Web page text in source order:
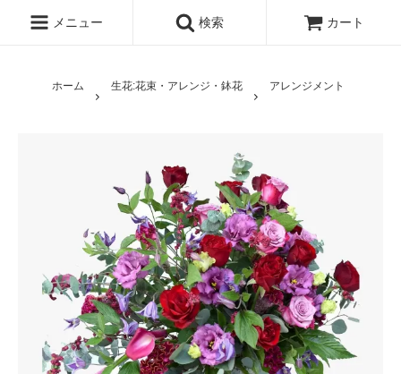
メニュー 検索 カート
ホーム 生花:花束・アレンジ・鉢花 アレンジメント